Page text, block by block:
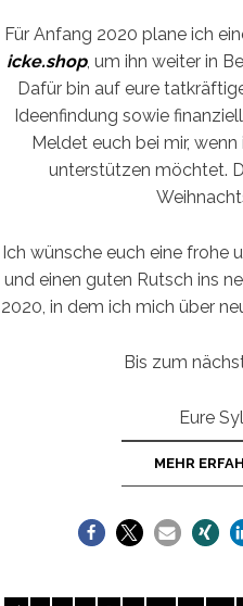
Für Anfang 2020 plane ich
icke.shop, um ihn weiter in
Dafür bin auf eure
Ideenfindung sowie
Meldet euch bei mir,
unterstützen möchtet.
Ich wünsche euch eine frohe
und einen guten Rutsch ins
2020, in dem ich mich über
Bis zum
Eure
MEHR